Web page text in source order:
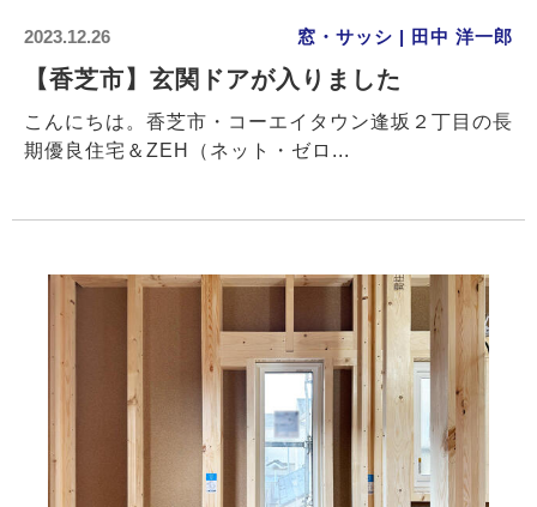
2023.12.26 窓・サッシ | 田中 洋一郎
【香芝市】玄関ドアが入りました
こんにちは。香芝市・コーエイタウン逢坂２丁目の長
期優良住宅＆ZEH（ネット・ゼロ...